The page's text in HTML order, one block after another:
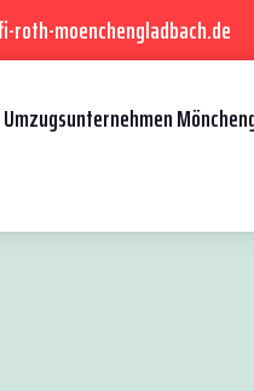
roth-moenchengladbach.de
Umzugsunternehmen